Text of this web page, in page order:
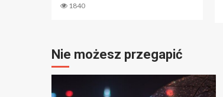
1840
Nie możesz przegapić